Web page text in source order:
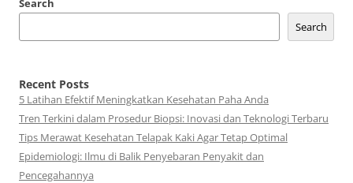
Search
Search
Recent Posts
5 Latihan Efektif Meningkatkan Kesehatan Paha Anda
Tren Terkini dalam Prosedur Biopsi: Inovasi dan Teknologi Terbaru
Tips Merawat Kesehatan Telapak Kaki Agar Tetap Optimal
Epidemiologi: Ilmu di Balik Penyebaran Penyakit dan
Pencegahannya